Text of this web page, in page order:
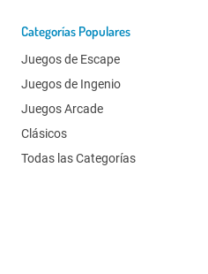
Categorías Populares
Juegos de Escape
Juegos de Ingenio
Juegos Arcade
Clásicos
Todas las Categorías